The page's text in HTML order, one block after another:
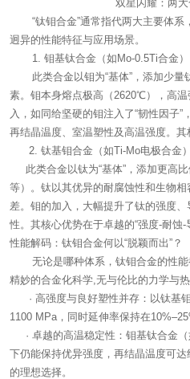
双星闪耀：两大合金体
“钛钼合金”通常指代两大主要体系
迥异的性能特征与应用场景。
1. 钼基钛合金（如Mo-0.5Ti合金）
此类合金以钼为“基体”，添加少量
素。钼本身熔点极高（2620℃），高
入，如同给坚硬的钼注入了“韧性因子
再结晶温度、室温塑性及高温强度。其
2. 钛基钼合金（如Ti-Mo电极合金）
此类合金以钛为“基体”，添加更高
等）。钛以其优异的耐腐蚀性和生物
差。钼的加入，大幅提升了钛的强度
性。其核心优势在于卓越的“强度-耐蚀-
性能解码：钛钼合金何以“脱颖而出”？
无论是哪种体系，钛钼合金的性能
精妙的合金化科学,无与伦比的力学与热
· 高强度与良好塑性并存：以钛基
1100 MPa，同时延伸率保持在
· 卓越的高温稳定性：钼基钛合金
下仍能保持优异强度，再结晶温度可
的理想选择。